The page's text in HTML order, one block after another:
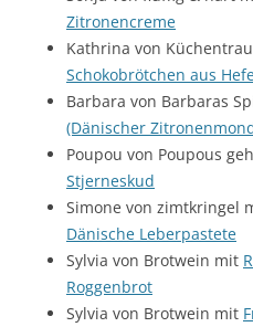
Zitronencreme
Kathrina von
Schokobrötchen aus
Barbara von Barbaras
(Dänischer
Poupou von Poupous
Stjerneskud
Simone von zimtkringel
Dänische Leberpastete
Sylvia von Brotwein mit
Roggenbrot
Sylvia von Brotwein mit